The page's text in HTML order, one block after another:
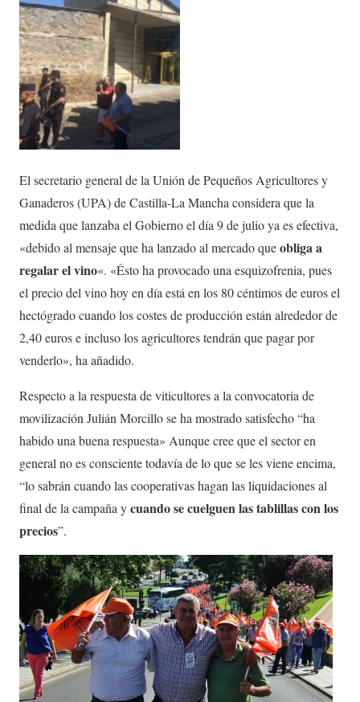
El secretario general de la Unión de Pequeños Agricultores y
Ganaderos (UPA) de Castilla-La Mancha considera que la
medida que lanzaba el Gobierno el día 9 de julio ya es efectiva,
«debido al mensaje que ha lanzado al mercado queobliga a
regalar el vino«. «Ésto ha provocado una esquizofrenia, pues
el precio del vino hoy en día está en los 80 céntimos de euros el
hectógrado cuando los costes de producción están alrededor de
2,40 euros e incluso los agricultores tendrán que pagar por
venderlo», ha añadido.
Respecto a la respuesta de viticultores a la convocatoria de
movilización Julián Morcillo se ha mostrado satisfecho “ha
habido una buena respuesta» Aunque cree que el sector en
general no es consciente todavía de lo que se les viene encima,
“lo sabrán cuando las cooperativas hagan las liquidaciones al
final de la campaña ycuando se cuelguen las tablillas con los
precios”.